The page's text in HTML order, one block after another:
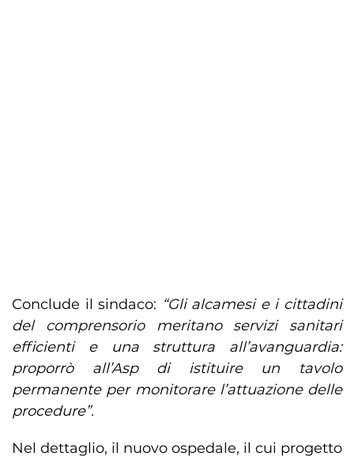
Conclude il sindaco: “Gli alcamesi e i cittadini
del comprensorio meritano servizi sanitari
efficienti e una struttura all’avanguardia:
proporrò all’Asp di istituire un tavolo
permanente per monitorare l’attuazione delle
procedure”.
Nel dettaglio, il nuovo ospedale, il cui progetto